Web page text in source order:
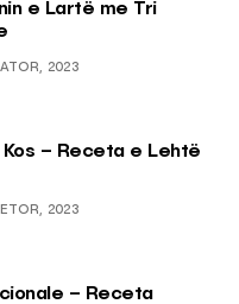
e Lartë me Tri
2023
– Receta e Lehtë
2023
– Receta